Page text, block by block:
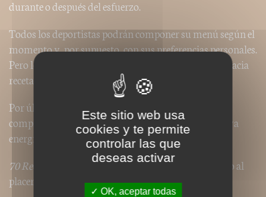
durante o después del esfuerzo.
Todos los deportistas podrán componer su menú según el
momento y, por supuesto, con sus preferencias personales.
Pero los autores también orientan a los deportistas hacia
recetas del libro adaptadas a la actividad practicada.
Por último, para los momentos difíciles, dos recetas
complementarias que son auténticas fuentes de nueva
energía.
70 Recettes pour sportifs: la alegría del esfuerzo junto al
placer de comer.
Este sitio web usa
cookies y te permite
controlar las que
deseas activar
OK, aceptar todas